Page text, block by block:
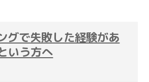
グで失敗した経験があ
いう方へ